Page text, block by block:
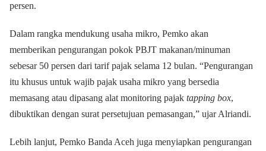
persen.
Dalam rangka mendukung usaha mikro, Pemko akan
memberikan pengurangan pokok PBJT makanan/minuman
sebesar 50 persen dari tarif pajak selama 12 bulan. “Pengurangan
itu khusus untuk wajib pajak usaha mikro yang bersedia
memasang atau dipasang alat monitoring pajak tapping box,
dibuktikan dengan surat persetujuan pemasangan,” ujar Alriandi.
Lebih lanjut, Pemko Banda Aceh juga menyiapkan pengurangan